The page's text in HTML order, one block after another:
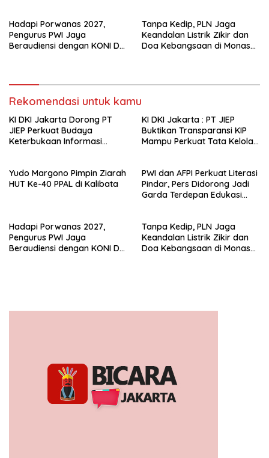
Hadapi Porwanas 2027,
Pengurus PWI Jaya
Beraudiensi dengan KONI DKI
Tanpa Kedip, PLN Jaga
Keandalan Listrik Zikir dan
Doa Kebangsaan di Monas
Rekomendasi untuk kamu
KI DKI Jakarta Dorong PT
JIEP Perkuat Budaya
Keterbukaan Informasi
KI DKI Jakarta : PT JIEP
Buktikan Transparansi KIP
Mampu Perkuat Tata Kelola
Yudo Margono Pimpin Ziarah
HUT Ke-40 PPAL di Kalibata
PWI dan AFPI Perkuat Literasi
Pindar, Pers Didorong Jadi
Garda Terdepan Edukasi
Hadapi Porwanas 2027,
Pengurus PWI Jaya
Beraudiensi dengan KONI DKI
Tanpa Kedip, PLN Jaga
Keandalan Listrik Zikir dan
Doa Kebangsaan di Monas